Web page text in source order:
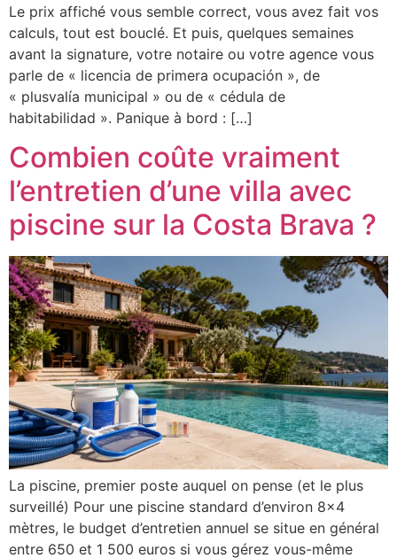
Le prix affiché vous semble correct, vous avez fait vos
calculs, tout est bouclé. Et puis, quelques semaines
avant la signature, votre notaire ou votre agence vous
parle de « licencia de primera ocupación », de
« plusvalía municipal » ou de « cédula de
habitabilidad ». Panique à bord : […]
Combien coûte vraiment
l’entretien d’une villa avec
piscine sur la Costa Brava ?
La piscine, premier poste auquel on pense (et le plus
surveillé) Pour une piscine standard d’environ 8×4
mètres, le budget d’entretien annuel se situe en général
entre 650 et 1 500 euros si vous gérez vous-même